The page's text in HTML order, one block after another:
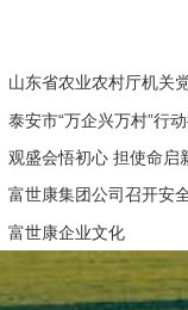
粗良健荞麦胚芽面